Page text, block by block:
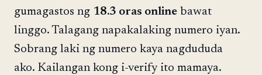
gumagastos ng 18.3 oras online bawat
linggo. Talagang napakalaking numero iyan.
Sobrang laki ng numero kaya nagdududa
ako. Kailangan kong i-verify ito mamaya.